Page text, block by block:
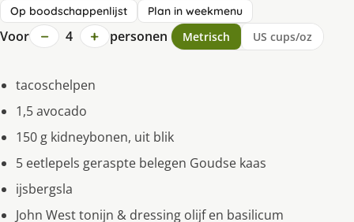
Op boodschappenlijst Plan in weekmenu
Voor − 4 + personen Metrisch US cups/oz
tacoschelpen
1,5 avocado
150 g kidneybonen, uit blik
5 eetlepels geraspte belegen Goudse kaas
ijsbergsla
John West tonijn & dressing olijf en basilicum